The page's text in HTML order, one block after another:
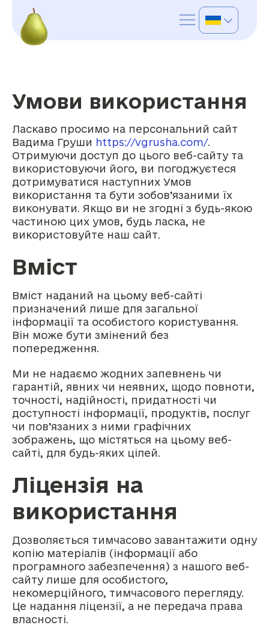
content
Умови використання
Ласкаво просимо на персональний сайт
Вадима Груши https://vgrusha.com/.
Отримуючи доступ до цього веб-сайту та
використовуючи його, ви погоджуєтеся
дотримуватися наступних Умов
використання та бути зобов’язаними їх
виконувати. Якщо ви не згодні з будь-якою
частиною цих умов, будь ласка, не
використовуйте наш сайт.
Вміст
Вміст наданий на цьому веб-сайті
призначений лише для загальної
інформації та особистого користування.
Він може бути змінений без
попередження.
Ми не надаємо жодних запевнень чи
гарантій, явних чи неявних, щодо повноти,
точності, надійності, придатності чи
доступності інформації, продуктів, послуг
чи пов’язаних з ними графічних
зображень, що містяться на цьому веб-
сайті, для будь-яких цілей.
Ліцензія на
використання
Дозволяється тимчасово завантажити одну
копію матеріалів (інформації або
програмного забезпечення) з нашого веб-
сайту лише для особистого,
некомерційного, тимчасового перегляду.
Це надання ліцензії, а не передача права
власності.